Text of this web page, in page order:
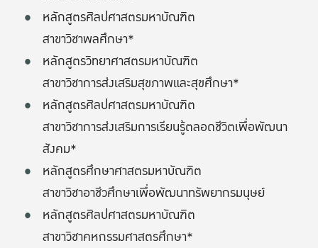
หลักสูตรศิลปศาสตรมหาบัณฑิต
สาขาวิชาพลศึกษา*
หลักสูตรวิทยาศาสตรมหาบัณฑิต
สาขาวิชาการส่งเสริมสุขภาพและสุขศึกษา*
หลักสูตรศิลปศาสตรมหาบัณฑิต
สาขาวิชาการส่งเสริมการเรียนรู้ตลอดชีวิตเพื่อพัฒนา
สังคม*
หลักสูตรศึกษาศาสตรมหาบัณฑิต
สาขาวิชาอาชีวศึกษาเพื่อพัฒนาทรัพยากรมนุษย์
หลักสูตรศิลปศาสตรมหาบัณฑิต
สาขาวิชาคหกรรมศาสตรศึกษา*